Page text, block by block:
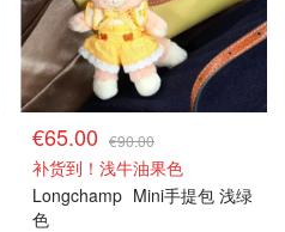
€65.00 €90.00
补货到！浅牛油果色
Longchamp Mini手提包 浅绿
色